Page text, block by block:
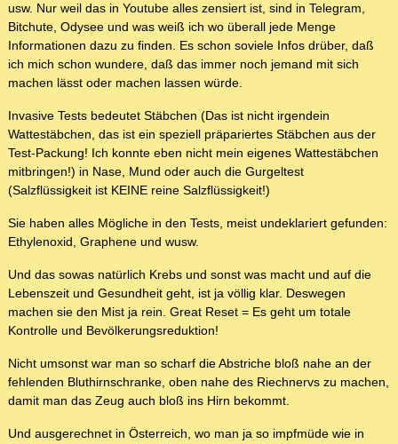
usw. Nur weil das in Youtube alles zensiert ist, sind in Telegram,
Bitchute, Odysee und was weiß ich wo überall jede Menge
Informationen dazu zu finden. Es schon soviele Infos drüber, daß
ich mich schon wundere, daß das immer noch jemand mit sich
machen lässt oder machen lassen würde.
Invasive Tests bedeutet Stäbchen (Das ist nicht irgendein
Wattestäbchen, das ist ein speziell präpariertes Stäbchen aus der
Test-Packung! Ich konnte eben nicht mein eigenes Wattestäbchen
mitbringen!) in Nase, Mund oder auch die Gurgeltest
(Salzflüssigkeit ist KEINE reine Salzflüssigkeit!)
Sie haben alles Mögliche in den Tests, meist undeklariert gefunden:
Ethylenoxid, Graphene und wusw.
Und das sowas natürlich Krebs und sonst was macht und auf die
Lebenszeit und Gesundheit geht, ist ja völlig klar. Deswegen
machen sie den Mist ja rein. Great Reset = Es geht um totale
Kontrolle und Bevölkerungsreduktion!
Nicht umsonst war man so scharf die Abstriche bloß nahe an der
fehlenden Bluthirnschranke, oben nahe des Riechnervs zu machen,
damit man das Zeug auch bloß ins Hirn bekommt.
Und ausgerechnet in Österreich, wo man ja so impfmüde wie in